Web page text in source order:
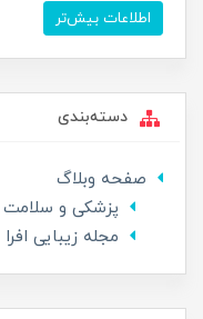
اطلاعات بیش‌تر
دسته‌بندی
صفحه وبلاگ
پزشکی و سلامت
مجله زیبایی افرا